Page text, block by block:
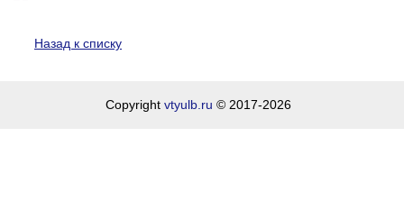
Назад к списку
Copyright vtyulb.ru © 2017-2026